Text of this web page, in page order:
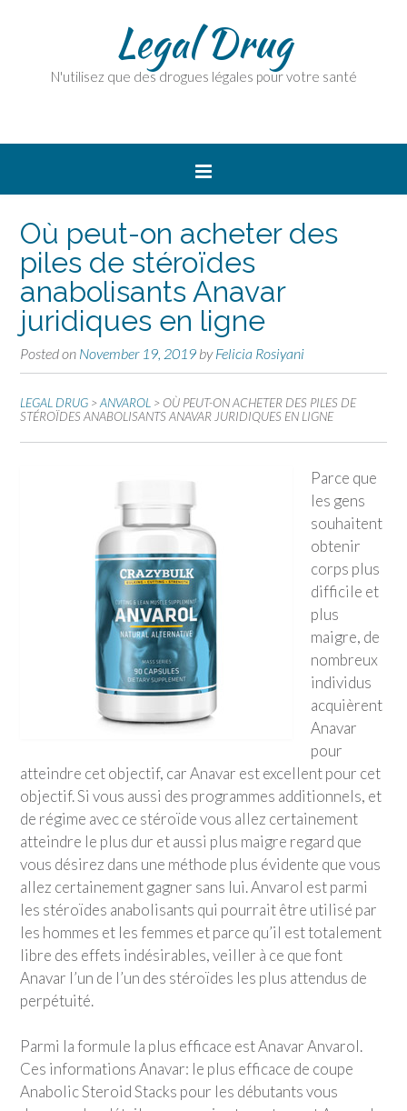
Legal Drug
N'utilisez que des drogues légales pour votre santé
Où peut-on acheter des
piles de stéroïdes
anabolisants Anavar
juridiques en ligne
Posted on November 19, 2019 byFelicia Rosiyani
LEGAL DRUG >ANVAROL > OÙ PEUT-ON ACHETER DES PILES DE
STÉROÏDES ANABOLISANTS ANAVAR JURIDIQUES EN LIGNE
Parce que
les gens
souhaitent
obtenir
corps plus
difficile et
plus
maigre, de
nombreux
individus
acquièrent
Anavar
pour
atteindre cet objectif, car Anavar est excellent pour cet
objectif. Si vous aussi des programmes additionnels, et
de régime avec ce stéroïde vous allez certainement
atteindre le plus dur et aussi plus maigre regard que
vous désirez dans une méthode plus évidente que vous
allez certainement gagner sans lui. Anvarol est parmi
les stéroïdes anabolisants qui pourrait être utilisé par
les hommes et les femmes et parce qu’il est totalement
libre des effets indésirables, veiller à ce que font
Anavar l’un de l’un des stéroïdes les plus attendus de
perpétuité.
Parmi la formule la plus efficace est Anavar Anvarol.
Ces informations Anavar: le plus efficace de coupe
Anabolic Steroid Stacks pour les débutants vous